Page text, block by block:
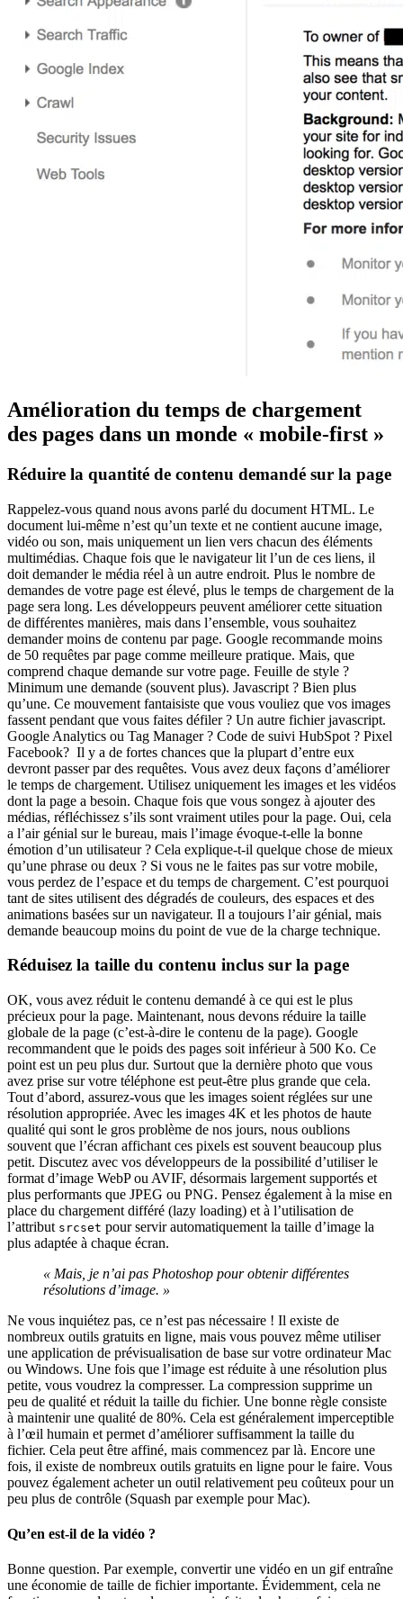
Amélioration du temps de chargement
des pages dans un monde « mobile-first »
Réduire la quantité de contenu demandé sur la page
Rappelez-vous quand nous avons parlé du document HTML. Le
document lui-même n’est qu’un texte et ne contient aucune image,
vidéo ou son, mais uniquement un lien vers chacun des éléments
multimédias. Chaque fois que le navigateur lit l’un de ces liens, il
doit demander le média réel à un autre endroit. Plus le nombre de
demandes de votre page est élevé, plus le temps de chargement de la
page sera long. Les développeurs peuvent améliorer cette situation
de différentes manières, mais dans l’ensemble, vous souhaitez
demander moins de contenu par page. Google recommande moins
de 50 requêtes par page comme meilleure pratique. Mais, que
comprend chaque demande sur votre page. Feuille de style ?
Minimum une demande (souvent plus). Javascript ? Bien plus
qu’une. Ce mouvement fantaisiste que vous vouliez que vos images
fassent pendant que vous faites défiler ? Un autre fichier javascript.
Google Analytics ou Tag Manager ? Code de suivi HubSpot ? Pixel
Facebook? Il y a de fortes chances que la plupart d’entre eux
devront passer par des requêtes. Vous avez deux façons d’améliorer
le temps de chargement. Utilisez uniquement les images et les vidéos
dont la page a besoin. Chaque fois que vous songez à ajouter des
médias, réfléchissez s’ils sont vraiment utiles pour la page. Oui, cela
a l’air génial sur le bureau, mais l’image évoque-t-elle la bonne
émotion d’un utilisateur ? Cela explique-t-il quelque chose de mieux
qu’une phrase ou deux ? Si vous ne le faites pas sur votre mobile,
vous perdez de l’espace et du temps de chargement. C’est pourquoi
tant de sites utilisent des dégradés de couleurs, des espaces et des
animations basées sur un navigateur. Il a toujours l’air génial, mais
demande beaucoup moins du point de vue de la charge technique.
Réduisez la taille du contenu inclus sur la page
OK, vous avez réduit le contenu demandé à ce qui est le plus
précieux pour la page. Maintenant, nous devons réduire la taille
globale de la page (c’est-à-dire le contenu de la page). Google
recommandent que le poids des pages soit inférieur à 500 Ko. Ce
point est un peu plus dur. Surtout que la dernière photo que vous
avez prise sur votre téléphone est peut-être plus grande que cela.
Tout d’abord, assurez-vous que les images soient réglées sur une
résolution appropriée. Avec les images 4K et les photos de haute
qualité qui sont le gros problème de nos jours, nous oublions
souvent que l’écran affichant ces pixels est souvent beaucoup plus
petit. Discutez avec vos développeurs de la possibilité d’utiliser le
format d’image WebP ou AVIF, désormais largement supportés et
plus performants que JPEG ou PNG. Pensez également à la mise en
place du chargement différé (lazy loading) et à l’utilisation de
l’attribut srcset pour servir automatiquement la taille d’image la
plus adaptée à chaque écran.
« Mais, je n’ai pas Photoshop pour obtenir différentes
résolutions d’image. »
Ne vous inquiétez pas, ce n’est pas nécessaire ! Il existe de
nombreux outils gratuits en ligne, mais vous pouvez même utiliser
une application de prévisualisation de base sur votre ordinateur Mac
ou Windows. Une fois que l’image est réduite à une résolution plus
petite, vous voudrez la compresser. La compression supprime un
peu de qualité et réduit la taille du fichier. Une bonne règle consiste
à maintenir une qualité de 80%. Cela est généralement imperceptible
à l’œil humain et permet d’améliorer suffisamment la taille du
fichier. Cela peut être affiné, mais commencez par là. Encore une
fois, il existe de nombreux outils gratuits en ligne pour le faire. Vous
pouvez également acheter un outil relativement peu coûteux pour un
peu plus de contrôle (Squash par exemple pour Mac).
Qu’en est-il de la vidéo ?
Bonne question. Par exemple, convertir une vidéo en un gif entraîne
une économie de taille de fichier importante. Évidemment, cela ne